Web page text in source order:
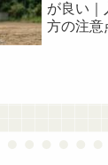
が良い｜
方の注意